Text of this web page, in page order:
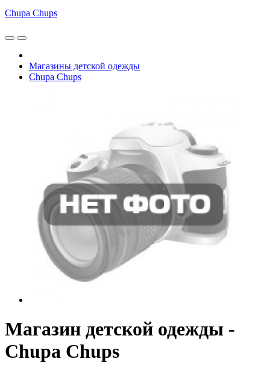
Chupa Chups
Магазины детской одежды
Chupa Chups
Магазин детской одежды -
Chupa Chups